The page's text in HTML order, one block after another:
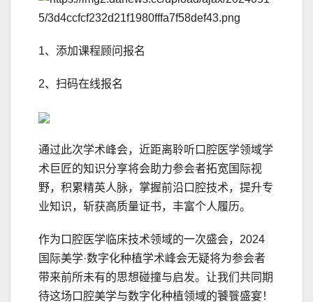
1、添加课程顾问报名
2、扫码在线报名
通过此次学术峰会，近距离聆听口腔医学领域学
术巨匠的知识分享将会助力参会者拓宽国际视
野，积累精英人脉，掌握前沿口腔技术，提升专
业知识，斩获高质量证书，丰富个人履历。
作为口腔医学临床技术领域的一次盛会，2024
国际美学·数字化种植学术峰会无疑将为参会者
带来前所未有的思想碰撞与启发。让我们共同期
待这场口腔美学与数字化种植领域的饕餮盛宴！